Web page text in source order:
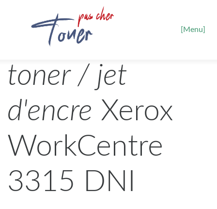
[Menu]
toner / jet
d'encre Xerox
WorkCentre
3315 DNI